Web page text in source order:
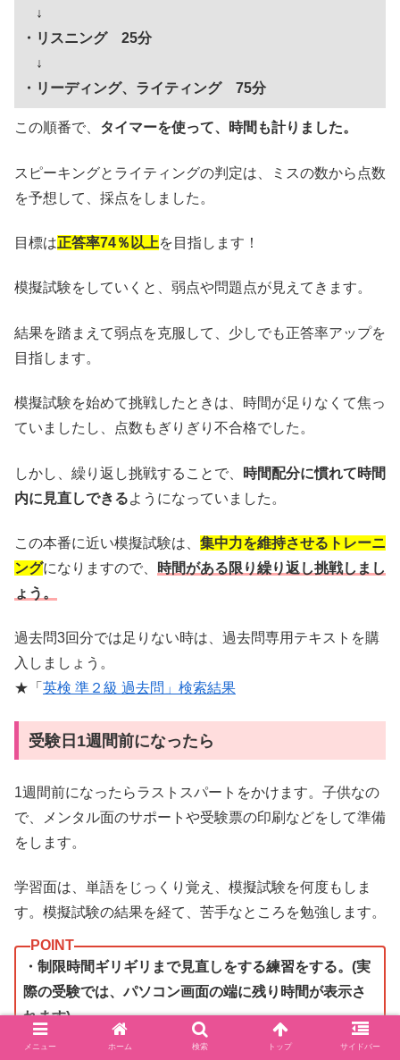
↓
・リスニング 25分
↓
・リーディング、ライティング 75分
この順番で、 タイマーを使って、時間も計りました。
スピーキングとライティングの判定は、ミスの数から点数
を予想して、採点をしました。
目標は正答率74％以上を目指します！
模擬試験をしていくと、弱点や問題点が見えてきます。
結果を踏まえて弱点を克服して、少しでも正答率アップを
目指します。
模擬試験を始めて挑戦したときは、時間が足りなくて焦っ
ていましたし、点数もぎりぎり不合格でした。
しかし、繰り返し挑戦することで、
時間配分に慣れて時間
内に見直しできるようになっていました。
この本番に近い模擬試験は、 集中力を維持させるトレーニ
ングになりますので、
時間がある限り繰り返し挑戦しまし
ょう。
過去問3回分では足りない時は、過去問専用テキストを購
入しましょう。
★「 英検 準２級 過去問」検索結果
受験日1週間前になったら
1週間前になったらラストスパートをかけます。子供なの
で、メンタル面のサポートや受験票の印刷などをして準備
をします。
学習面は、単語をじっくり覚え、模擬試験を何度もしま
す。模擬試験の結果を経て、苦手なところを勉強します。
・制限時間ギリギリまで見直しをする練習をする。(実
際の受験では、パソコン画面の端に残り時間が表示さ
れます)
メニュー ホーム 検索 トップ サイドバー